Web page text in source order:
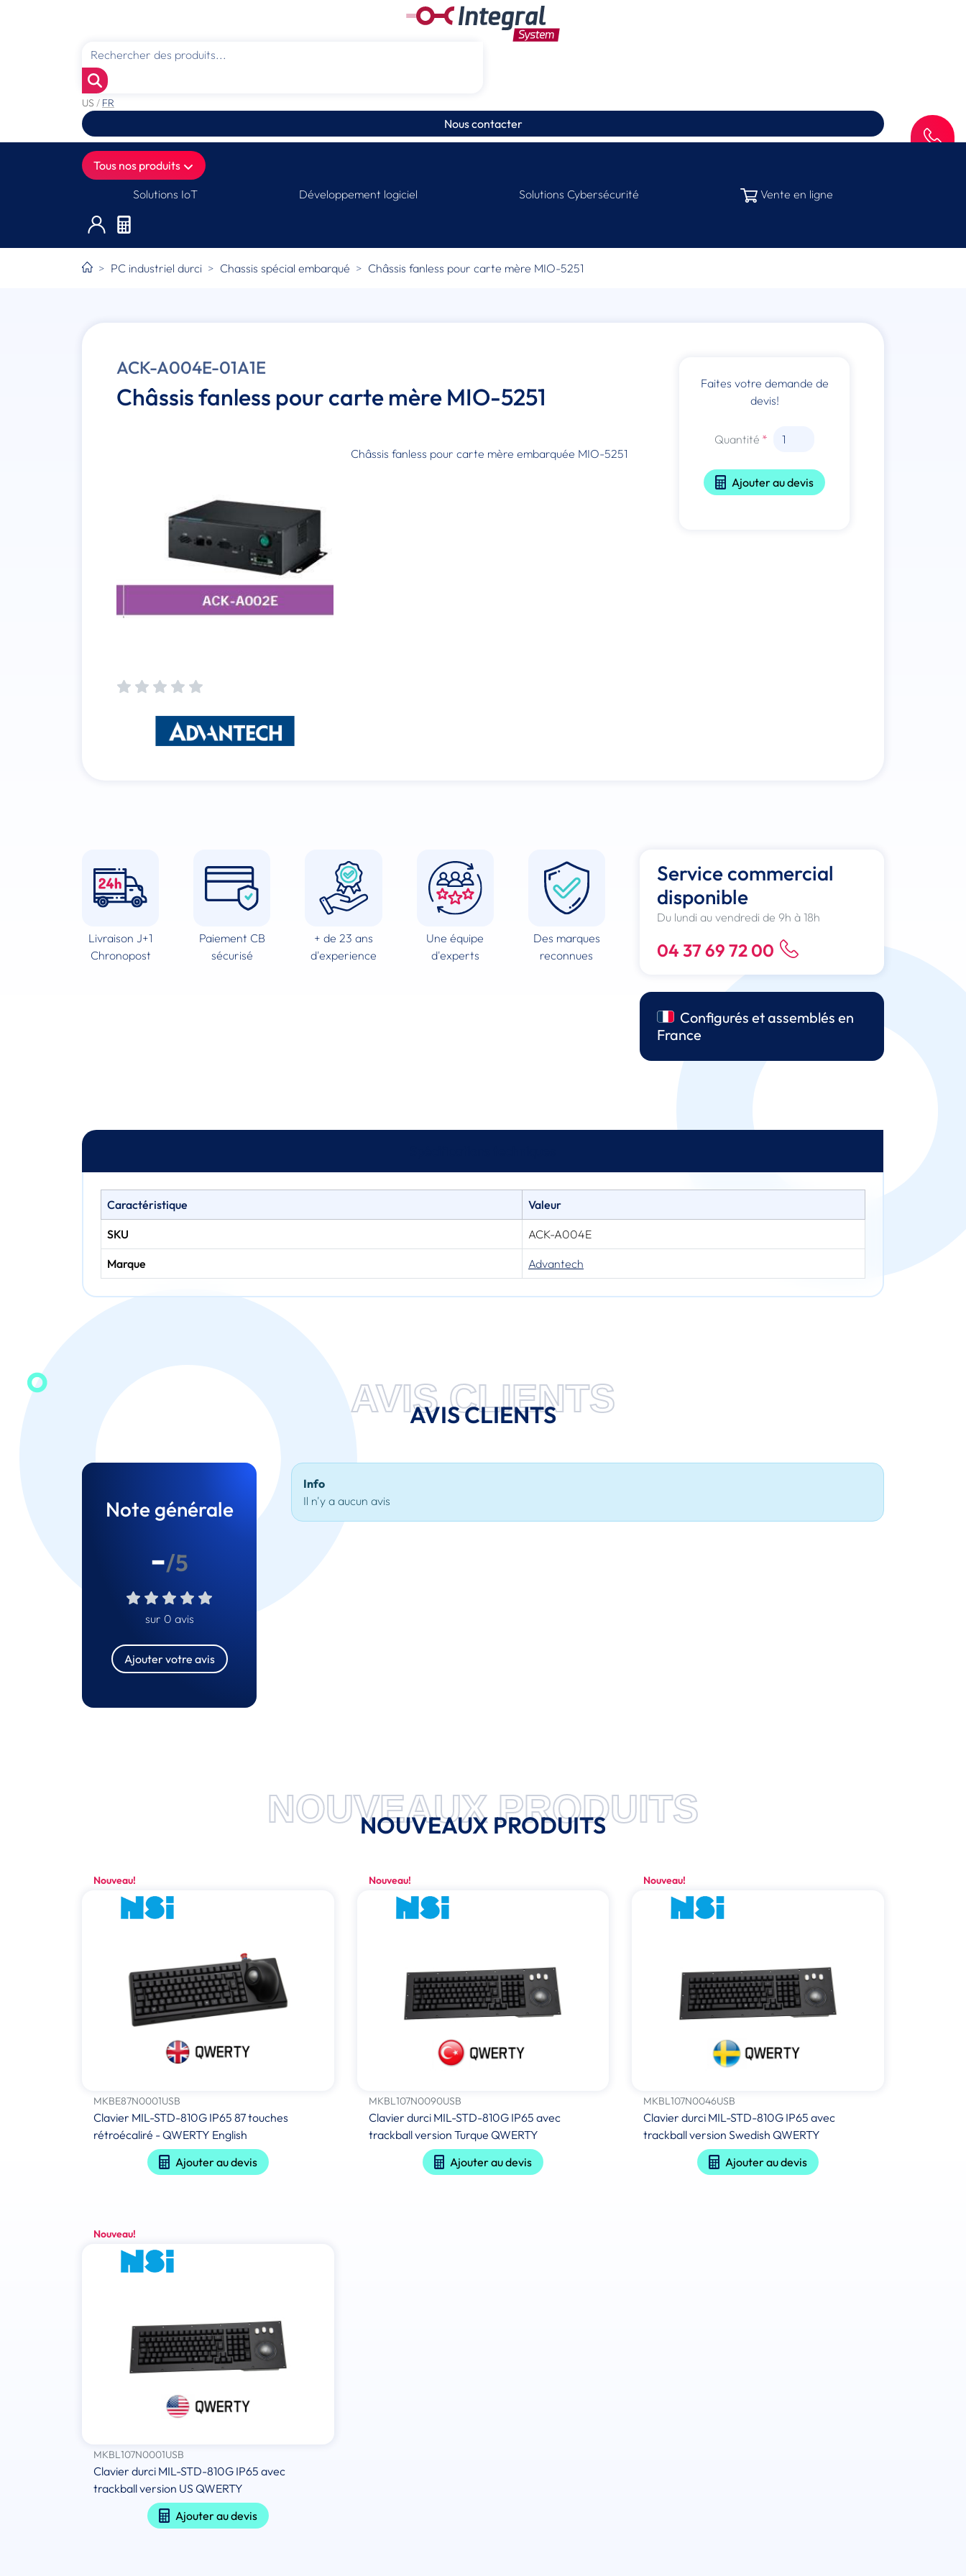
US / FR
Nous contacter
Tous nos produits
Solutions IoT Développement logiciel Solutions Cybersécurité Vente en ligne
PC industriel durci Chassis spécial embarqué Châssis fanless pour carte mère MIO-5251
ACK-A004E-01A1E
Châssis fanless pour carte mère MIO-5251
Châssis fanless pour carte mère embarquée MIO-5251
Faites votre demande de
devis!
Quantité
Ajouter au devis
Livraison J+1
Chronopost
Paiement CB
sécurisé
+ de 23 ans
d'experience
Une équipe
d'experts
Des marques
reconnues
Service commercial
disponible
Du lundi au vendredi de 9h à 18h
04 37 69 72 00
Configurés et assemblés en
France
Caractéristique Valeur
SKU ACK-A004E
Marque Advantech
AVIS CLIENTS
AVIS CLIENTS
Note générale
-/5
sur 0 avis
Ajouter votre avis
Info
Il n'y a aucun avis
NOUVEAUX PRODUITS
NOUVEAUX PRODUITS
Nouveau!
MKBE87N0001USB
Clavier MIL-STD-810G IP65 87 touches
rétroécaliré - QWERTY English
Ajouter au devis
Nouveau!
MKBL107N0090USB
Clavier durci MIL-STD-810G IP65 avec
trackball version Turque QWERTY
Ajouter au devis
Nouveau!
MKBL107N0046USB
Clavier durci MIL-STD-810G IP65 avec
trackball version Swedish QWERTY
Ajouter au devis
Nouveau!
MKBL107N0001USB
Clavier durci MIL-STD-810G IP65 avec
trackball version US QWERTY
Ajouter au devis